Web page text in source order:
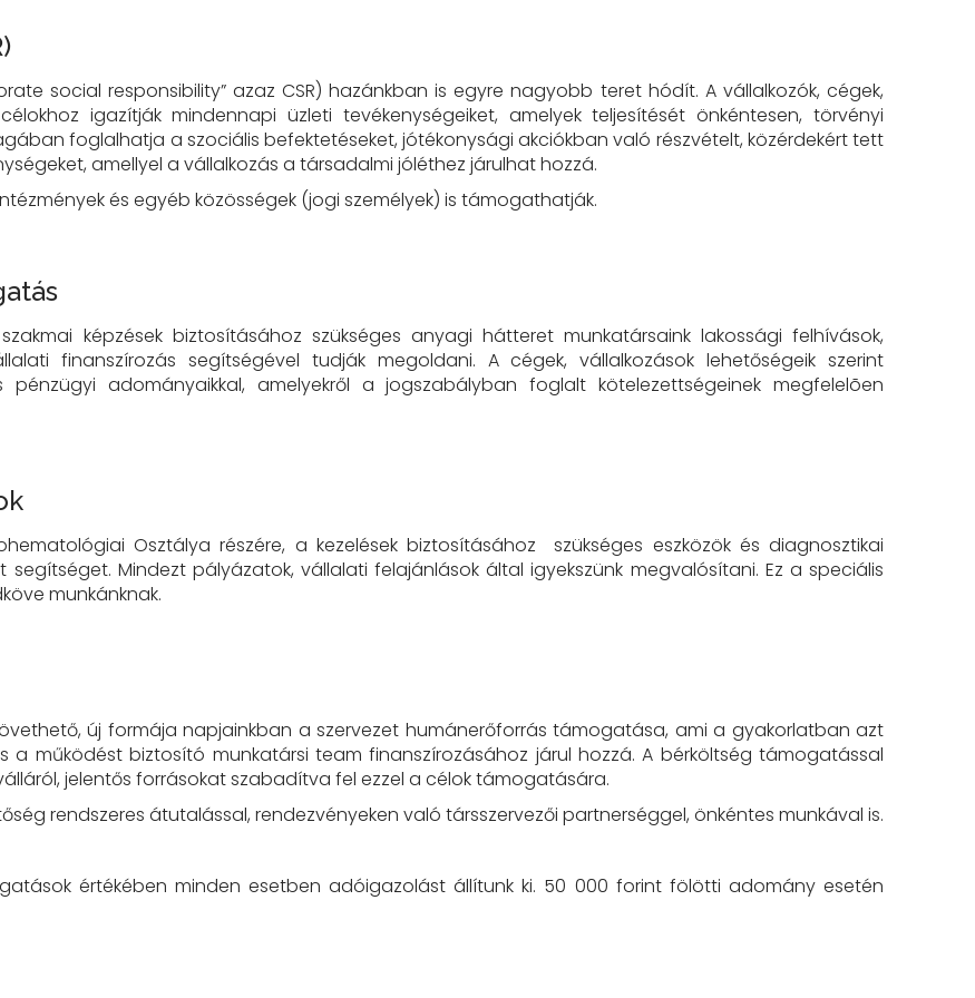
social responsibility” azaz CSR) hazánkban is egyre nagyobb teret hódít. A vállalkozók, cégek,
igazítják mindennapi üzleti tevékenységeiket, amelyek teljesítését önkéntesen, törvényi
foglalhatja a szociális befektetéseket, jótékonysági akciókban való részvételt, közérdekért tett
amellyel a vállalkozás a társadalmi jóléthez járulhat hozzá.
és egyéb közösségek (jogi személyek) is támogathatják.
képzések biztosításához szükséges anyagi hátteret munkatársaink lakossági felhívások,
finanszírozás segítségével tudják megoldani. A cégek, vállalkozások lehetőségeik szerint
adományaikkal, amelyekről a jogszabályban foglalt kötelezettségeinek megfelelõen
Osztálya részére, a kezelések biztosításához szükséges eszközök és diagnosztikai
segítséget. Mindezt pályázatok, vállalati felajánlások által igyekszünk megvalósítani. Ez a speciális
munkánknak.
új formája napjainkban a szervezet humánerőforrás támogatása, ami a gyakorlatban azt
működést biztosító munkatársi team finanszírozásához járul hozzá. A bérköltség támogatással
jelentős forrásokat szabadítva fel ezzel a célok támogatására.
rendszeres átutalással, rendezvényeken való társszervezői partnerséggel, önkéntes munkával is.
értékében minden esetben adóigazolást állítunk ki. 50 000 forint fölötti adomány esetén